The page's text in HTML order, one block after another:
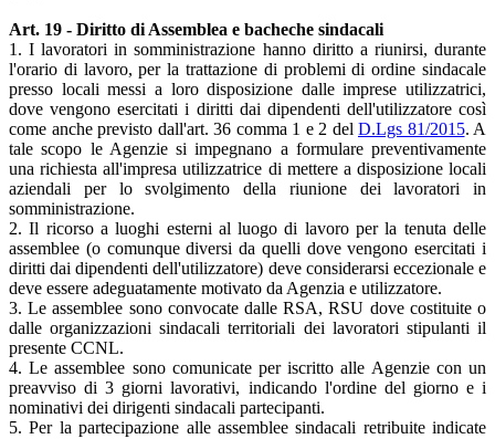
Art. 19 - Diritto di Assemblea e bacheche sindacali
1. I lavoratori in somministrazione hanno diritto a riunirsi, durante
l'orario di lavoro, per la trattazione di problemi di ordine sindacale
presso locali messi a loro disposizione dalle imprese utilizzatrici,
dove vengono esercitati i diritti dai dipendenti dell'utilizzatore così
come anche previsto dall'art. 36 comma 1 e 2 del D.Lgs 81/2015. A
tale scopo le Agenzie si impegnano a formulare preventivamente
una richiesta all'impresa utilizzatrice di mettere a disposizione locali
aziendali per lo svolgimento della riunione dei lavoratori in
somministrazione.
2. Il ricorso a luoghi esterni al luogo di lavoro per la tenuta delle
assemblee (o comunque diversi da quelli dove vengono esercitati i
diritti dai dipendenti dell'utilizzatore) deve considerarsi eccezionale e
deve essere adeguatamente motivato da Agenzia e utilizzatore.
3. Le assemblee sono convocate dalle RSA, RSU dove costituite o
dalle organizzazioni sindacali territoriali dei lavoratori stipulanti il
presente CCNL.
4. Le assemblee sono comunicate per iscritto alle Agenzie con un
preavviso di 3 giorni lavorativi, indicando l'ordine del giorno e i
nominativi dei dirigenti sindacali partecipanti.
5. Per la partecipazione alle assemblee sindacali retribuite indicate